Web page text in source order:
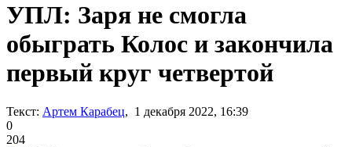
УПЛ: Заря не смогла
обыграть Колос и закончила
первый круг четвертой
Текст: Артем Карабец, 1 декабря 2022, 16:39
0
204